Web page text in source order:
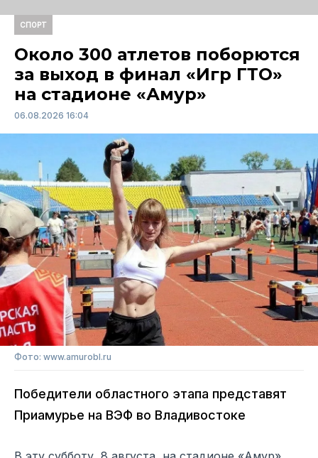
СПОРТ
Около 300 атлетов поборются
за выход в финал «Игр ГТО»
на стадионе «Амур»
06.08.2026 16:04
Фото: www.amurobl.ru
Победители областного этапа представят
Приамурье на ВЭФ во Владивостоке